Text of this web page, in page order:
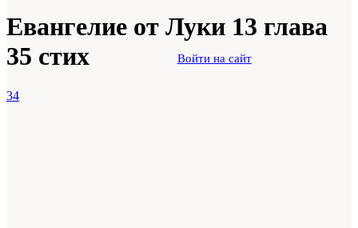
Войти на сайт
Евангелие от Луки 13 глава
35 стих
34